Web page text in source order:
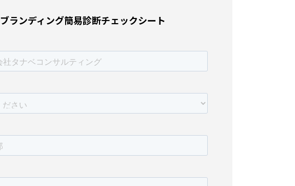
ブランディング簡易診断チェックシート